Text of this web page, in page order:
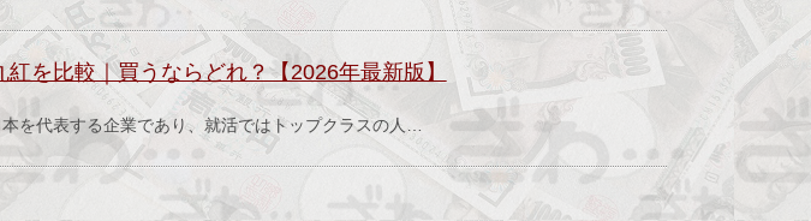
を比較｜買うならどれ？【2026年最新版】
を代表する企業であり、就活ではトップクラスの人…